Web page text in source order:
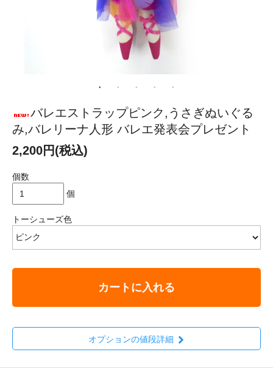
バレエストラップピンク,うさぎぬいぐる
み,バレリーナ人形 バレエ発表会プレゼント
2,200円(税込)
個数
個
トーシューズ色
カートに入れる
オプションの値段詳細